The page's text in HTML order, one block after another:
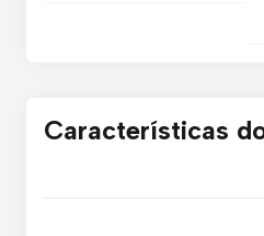
Características